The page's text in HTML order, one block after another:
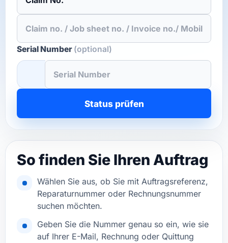
So finden Sie Ihren Auftrag
Wählen Sie aus, ob Sie mit Auftragsreferenz,
Reparaturnummer oder Rechnungsnummer
suchen möchten.
Geben Sie die Nummer genau so ein, wie sie
auf Ihrer E-Mail, Rechnung oder Quittung
Serial Number (optional)
Status prüfen